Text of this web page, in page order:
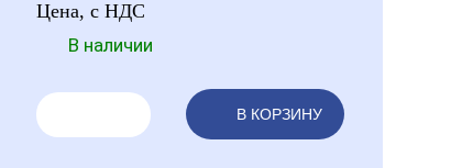
Цена, с НДС
В наличии
В КОРЗИНУ